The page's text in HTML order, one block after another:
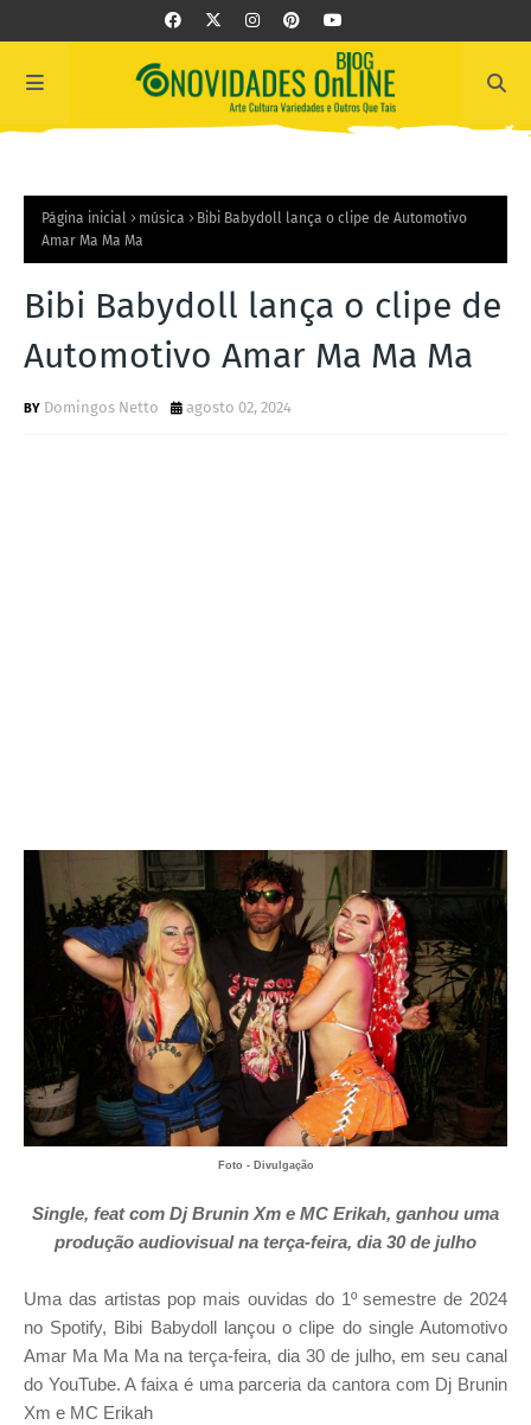
Página inicial música
Bibi Babydoll lança o clipe de Automotivo
Amar Ma Ma Ma
Bibi Babydoll lança o clipe de
Automotivo Amar Ma Ma Ma
Domingos Netto agosto 02, 2024
Foto - Divulgação
Single, feat com Dj Brunin Xm e MC Erikah, ganhou uma
produção audiovisual na terça-feira, dia 30 de julho
Uma das artistas pop mais ouvidas do 1º semestre de 2024
no Spotify, Bibi Babydoll lançou o clipe do single Automotivo
Amar Ma Ma Ma na terça-feira, dia 30 de julho, em seu canal
do YouTube. A faixa é uma parceria da cantora com Dj Brunin
Xm e MC Erikah